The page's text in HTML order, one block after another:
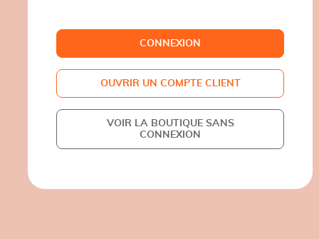
CONNEXION
OUVRIR UN COMPTE CLIENT
VOIR LA BOUTIQUE SANS
CONNEXION